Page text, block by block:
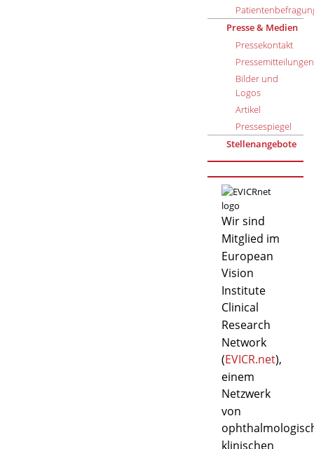
Presse & Medien
Pressekontakt
Pressemitteilungen
Bilder und
Logos
Artikel
Pressespiegel
Stellenangebote
Wir sind
Mitglied im
European
Vision
Institute
Clinical
Research
Network
(EVICR.net),
einem
Netzwerk
von
klinischen